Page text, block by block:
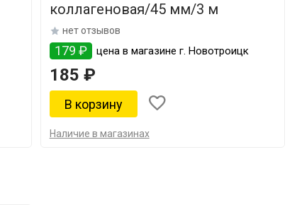
коллагеновая/45 мм/3 м
нет отзывов
179 ₽ цена в магазине г. Новотроицк
185 ₽
Наличие в магазинах